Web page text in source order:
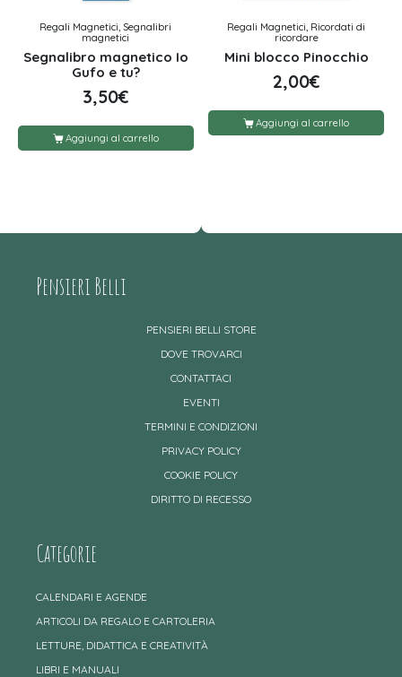
Regali Magnetici, Segnalibri
magnetici
Segnalibro magnetico Io
Gufo e tu?
3,50€
Aggiungi al carrello
Regali Magnetici, Ricordati di
ricordare
Mini blocco Pinocchio
2,00€
Aggiungi al carrello
Pensieri Belli
PENSIERI BELLI STORE
DOVE TROVARCI
CONTATTACI
EVENTI
TERMINI E CONDIZIONI
PRIVACY POLICY
COOKIE POLICY
DIRITTO DI RECESSO
Categorie
CALENDARI E AGENDE
ARTICOLI DA REGALO E CARTOLERIA
LETTURE, DIDATTICA E CREATIVITÀ
LIBRI E MANUALI